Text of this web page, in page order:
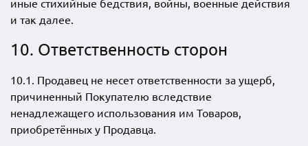
иные стихийные бедствия, войны, военные действия
и так далее.
10. Ответственность сторон
10.1. Продавец не несет ответственности за ущерб,
причиненный Покупателю вследствие
ненадлежащего использования им Товаров,
приобретённых у Продавца.